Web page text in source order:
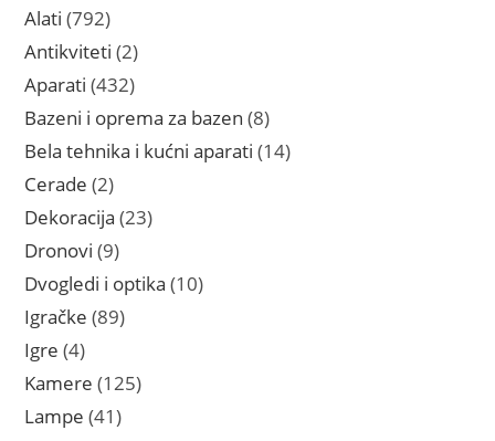
Alati 792792
proizvoda
Antikviteti 22
proizvoda
Aparati 432432
proizvoda
Bazeni i oprema za bazen 88
proizvoda
Bela tehnika i kućni aparati 1414
Cerade 22
proizvoda
Dekoracija 2323
Dronovi 99
proizvoda
Dvogledi i optika 1010
Igračke 8989
Igre 44
proizvoda
Kamere 125125
Lampe 4141